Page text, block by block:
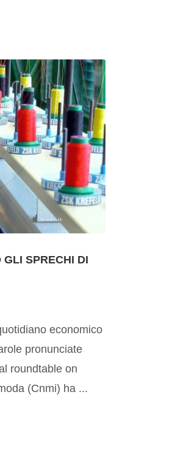
SPRECHI DI
economico
pronunciate
roundtable on
(Cnmi) ha ...